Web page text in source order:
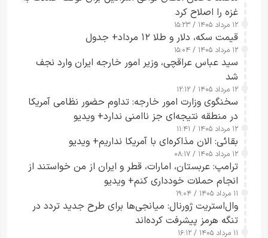
غزه را اصلاح کرد
۱۲ مرداد ۱۴۰۵ / ۱۵:۲۳
قیمت سکه، دلار و طلا ۱۲ مرداد+ جدول
۱۲ مرداد ۱۴۰۵ / ۱۵:۰۴
سید عباس عراقچی، وزیر امور خارجه ایران وارد نجف
شد
۱۲ مرداد ۱۴۰۵ / ۱۲:۱۲
سخنگوی وزارت امور خارجه: تداوم حضور نظامی آمریکا
در منطقه نتیجه‌ای جز ناامنی ندارد+ ویدیو
۱۲ مرداد ۱۴۰۵ / ۱۱:۴۱
بقائی: الان مذاکره‌ای با آمریکا نداریم+ ویدیو
۱۲ مرداد ۱۴۰۵ / ۰۸:۱۷
ترامپ: عربستان، امارات، قطر و ایران از من خواستند از
انجام حملات خودداری کنم+ ویدیو
۱۱ مرداد ۱۴۰۵ / ۱۹:۰۴
وال‌استریت ژورنال: میانجی‌ها برای طرح جدید تردد در
تنگه هرمز پیشرفت کرده‌اند
۱۱ مرداد ۱۴۰۵ / ۱۶:۱۲